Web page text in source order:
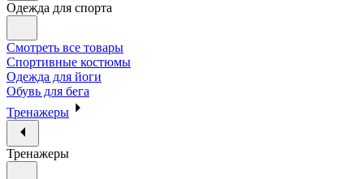
Одежда для спорта
Смотреть все товары
Спортивные костюмы
Одежда для йоги
Обувь для бега
Тренажеры
Тренажеры